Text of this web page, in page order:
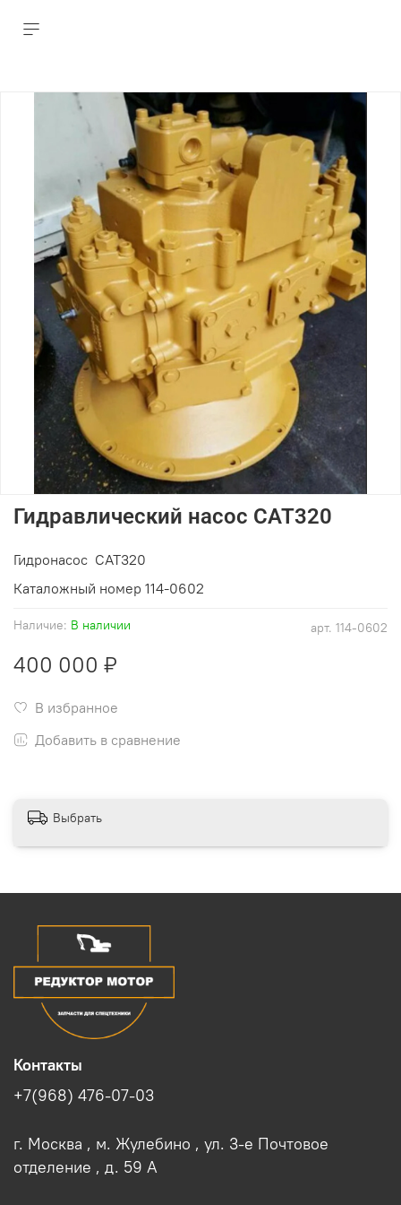
арт. 114-0602
Наличие: В наличии
Гидравлический насос CAT320
400 000 ₽
В избранное
Добавить в сравнение
Гидронасос CAT320
Каталожный номер 114-0602
Выбрать
Контакты
+7(968) 476-07-03
г. Москва , м. Жулебино , ул. 3-е Почтовое
отделение , д. 59 A